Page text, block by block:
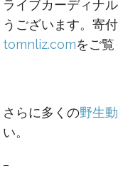
ライブカーディナ
うございます。寄
tomnliz.comをご覧
さらに多くの野生
い。
–